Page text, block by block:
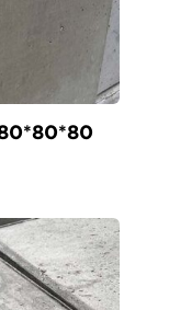
80*80*80